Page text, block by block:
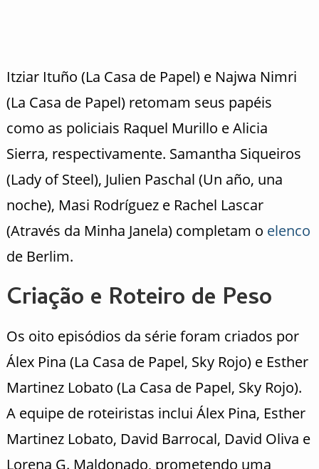
Itziar Ituño (La Casa de Papel) e Najwa Nimri
(La Casa de Papel) retomam seus papéis
como as policiais Raquel Murillo e Alicia
Sierra, respectivamente. Samantha Siqueiros
(Lady of Steel), Julien Paschal (Un año, una
noche), Masi Rodríguez e Rachel Lascar
(Através da Minha Janela) completam o elenco
de Berlim.
Criação e Roteiro de Peso
Os oito episódios da série foram criados por
Álex Pina (La Casa de Papel, Sky Rojo) e Esther
Martinez Lobato (La Casa de Papel, Sky Rojo).
A equipe de roteiristas inclui Álex Pina, Esther
Martinez Lobato, David Barrocal, David Oliva e
Lorena G. Maldonado, prometendo uma